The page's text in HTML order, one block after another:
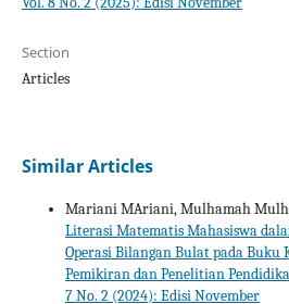
Section
Articles
Similar Articles
Mariani MAriani, Mulhamah
Literasi Matematis Mahasiswa
Operasi Bilangan Bulat pada
Pemikiran dan Penelitian
7 No. 2 (2024): Edisi November